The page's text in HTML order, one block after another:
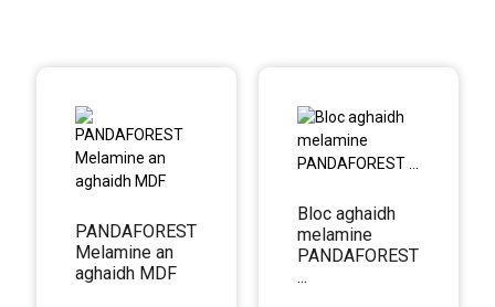
PANDAFOREST
Melamine an
aghaidh MDF
Bloc aghaidh
melamine
PANDAFOREST
...